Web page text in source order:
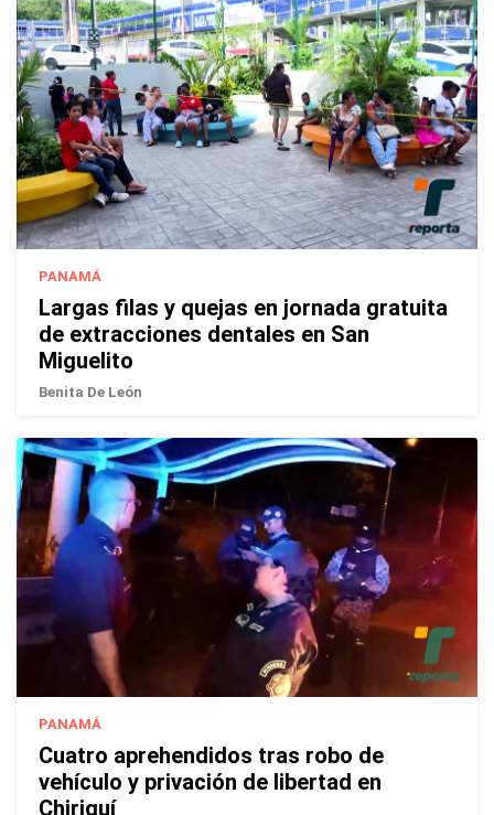
PANAMÁ
Largas filas y quejas en jornada gratuita
de extracciones dentales en San
Miguelito
Benita De León
PANAMÁ
Cuatro aprehendidos tras robo de
vehículo y privación de libertad en
Chiriquí